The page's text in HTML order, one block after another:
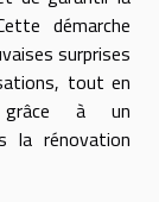
démarche
surprises
tout en
grâce à un
la rénovation